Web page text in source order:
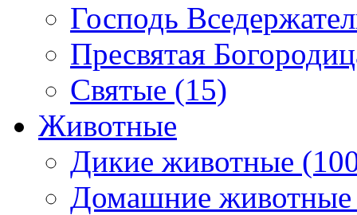
Господь
Пресвятая
Святые (15)
Животные
Дикие животные
Домашние